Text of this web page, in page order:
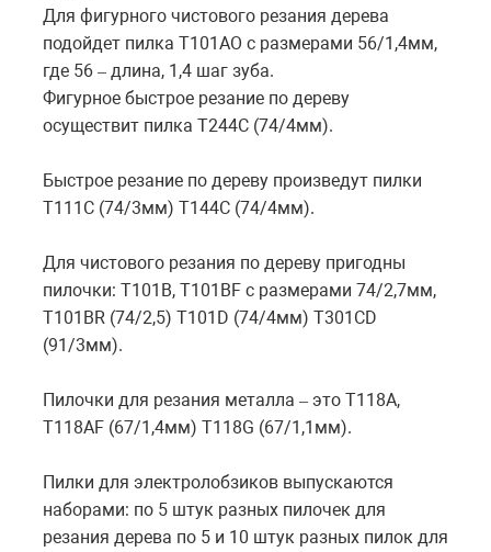
Для фигурного чистового резания дерева
подойдет пилка Т101АО с размерами 56/1,4мм,
где 56 – длина, 1,4 шаг зуба.
Фигурное быстрое резание по дереву
осуществит пилка T244C (74/4мм).
Быстрое резание по дереву произведут пилки
Т111С (74/3мм) T144C (74/4мм).
Для чистового резания по дереву пригодны
пилочки: Т101В, Т101ВF с размерами 74/2,7мм,
Т101ВR (74/2,5) Т101D (74/4мм) T301CD
(91/3мм).
Пилочки для резания металла – это Т118А,
Т118АF (67/1,4мм) Т118G (67/1,1мм).
Пилки для электролобзиков выпускаются
наборами: по 5 штук разных пилочек для
резания дерева по 5 и 10 штук разных пилок для